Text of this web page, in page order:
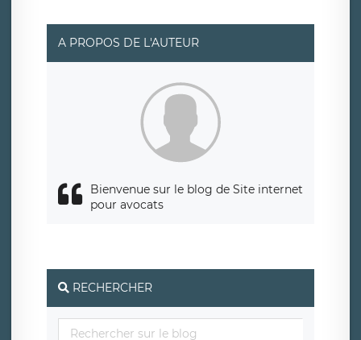
A PROPOS DE L'AUTEUR
Bienvenue sur le blog de Site internet
pour avocats
RECHERCHER